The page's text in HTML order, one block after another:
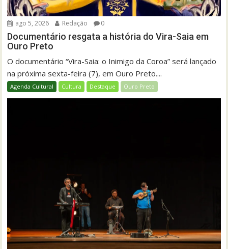
ago 5, 2026 Redação 0
Documentário resgata a história do Vira-Saia em
Ouro Preto
O documentário “Vira-Saia: o Inimigo da Coroa” será lançado
na próxima sexta-feira (7), em Ouro Preto....
Agenda Cultural Cultura Destaque Ouro Preto